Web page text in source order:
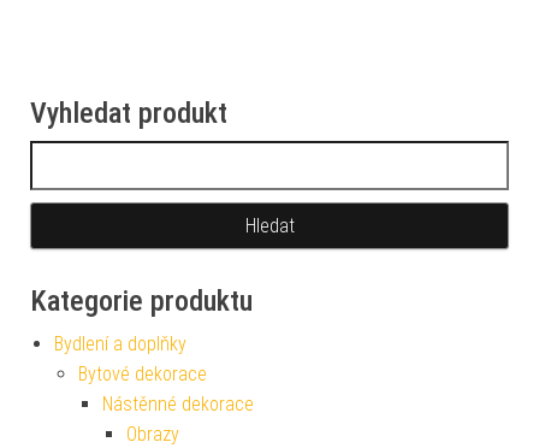
Vyhledat produkt
Kategorie produktu
Bydlení a doplňky
Bytové dekorace
Nástěnné dekorace
Obrazy